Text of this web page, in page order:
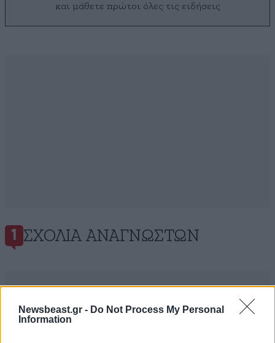
Newsbeast.gr - Do Not Process My Personal
Information
και μάθετε πρώτοι όλες τις ειδήσεις
1 ΣΧΌΛΙΑ ΑΝΑΓΝΩΣΤΏΝ